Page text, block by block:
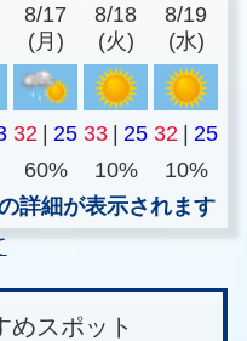
8/17
(月)
8/18
(火)
8/19
(水)
32 | 25 33 | 25 32 | 25
60% 10%
10%
詳細が表示されます
めスポット